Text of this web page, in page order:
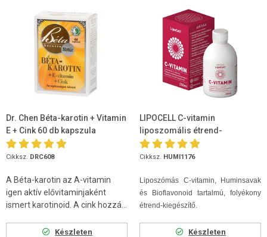
Dr. Chen Béta-karotin + Vitamin
E + Cink 60 db kapszula
Cikksz. DRC608
A Béta-karotin az A-vitamin
igen aktív elővitaminjaként
ismert karotinoid. A cink hozzá...
Készleten
LIPOCELL C-vitamin
liposzomális étrend-
kiegészítő 250ml
Cikksz. HUMI1176
Liposzómás C-vitamin, Huminsavak
és Bioflavonoid tartalmú, folyékony
étrend-kiegészítő.
Készleten